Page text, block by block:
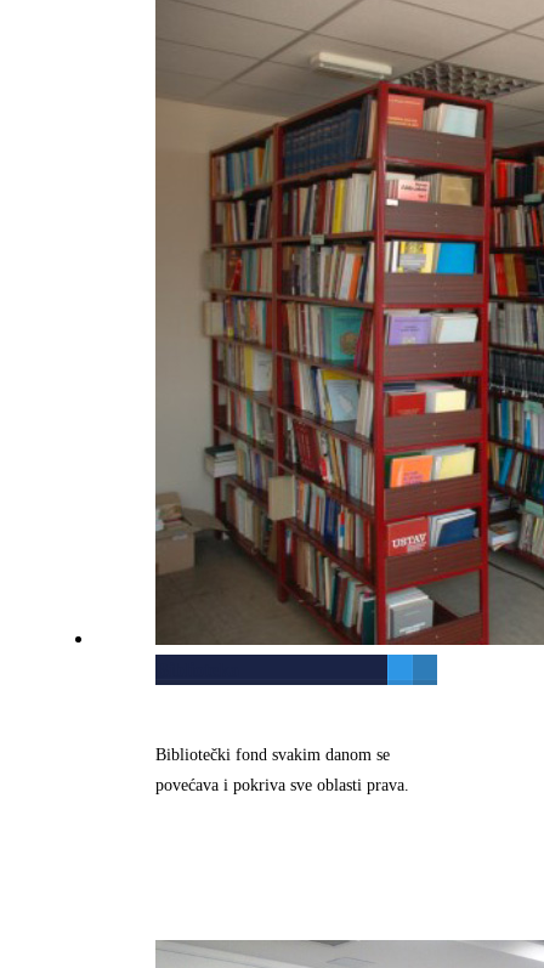
Bibliotečki fond svakim danom se
povećava i pokriva sve oblasti prava.